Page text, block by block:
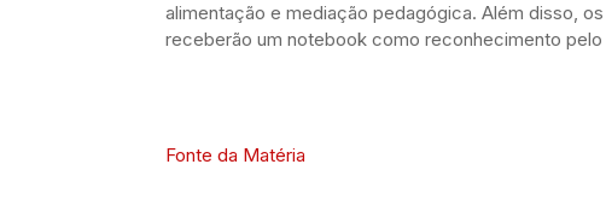
alimentação e mediação pedagógica. Além disso,
receberão um notebook como reconhecimento
Fonte da Matéria